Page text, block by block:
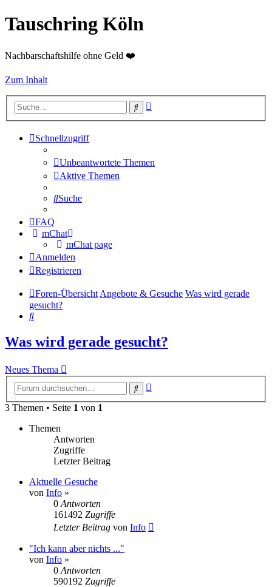
Tauschring Köln
Nachbarschaftshilfe ohne Geld ❤️
Zum Inhalt
Suche
Schnellzugriff
Unbeantwortete Themen
Aktive Themen
Suche
FAQ
mChat
mChat page
Anmelden
Registrieren
Foren-ÜbersichtAngebote & Gesuche Was wird gerade
gesucht?
Suche
Was wird gerade gesucht?
Neues Thema
Suche
3 Themen • Seite 1 von 1
Themen
Antworten
Zugriffe
Letzter Beitrag
Aktuelle Gesuche
von Info »
0 Antworten
161492 Zugriffe
Letzter Beitrag von Info
"Ich kann aber nichts ..."
von Info »
0 Antworten
590192 Zugriffe